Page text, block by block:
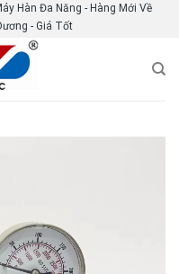
Hàn Đa Năng - Hàng Mới Về
- Giá Tốt